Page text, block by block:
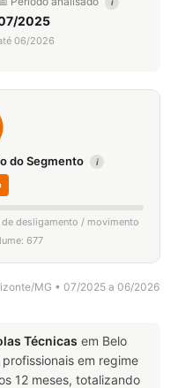
2025
06/2026
do Segmento i
desligamento / movimento
677
MG • 07/2025 a 06/2026
Técnicas em Belo
profissionais em regime
12 meses, totalizando